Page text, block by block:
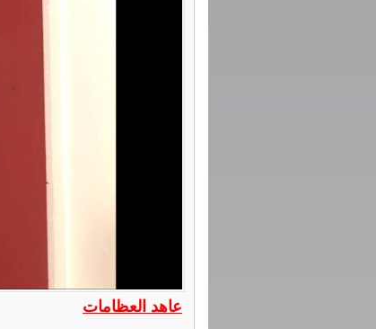
عاهد العظامات